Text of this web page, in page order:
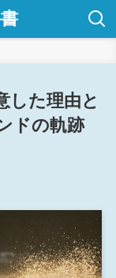
した理由と
ドの軌跡